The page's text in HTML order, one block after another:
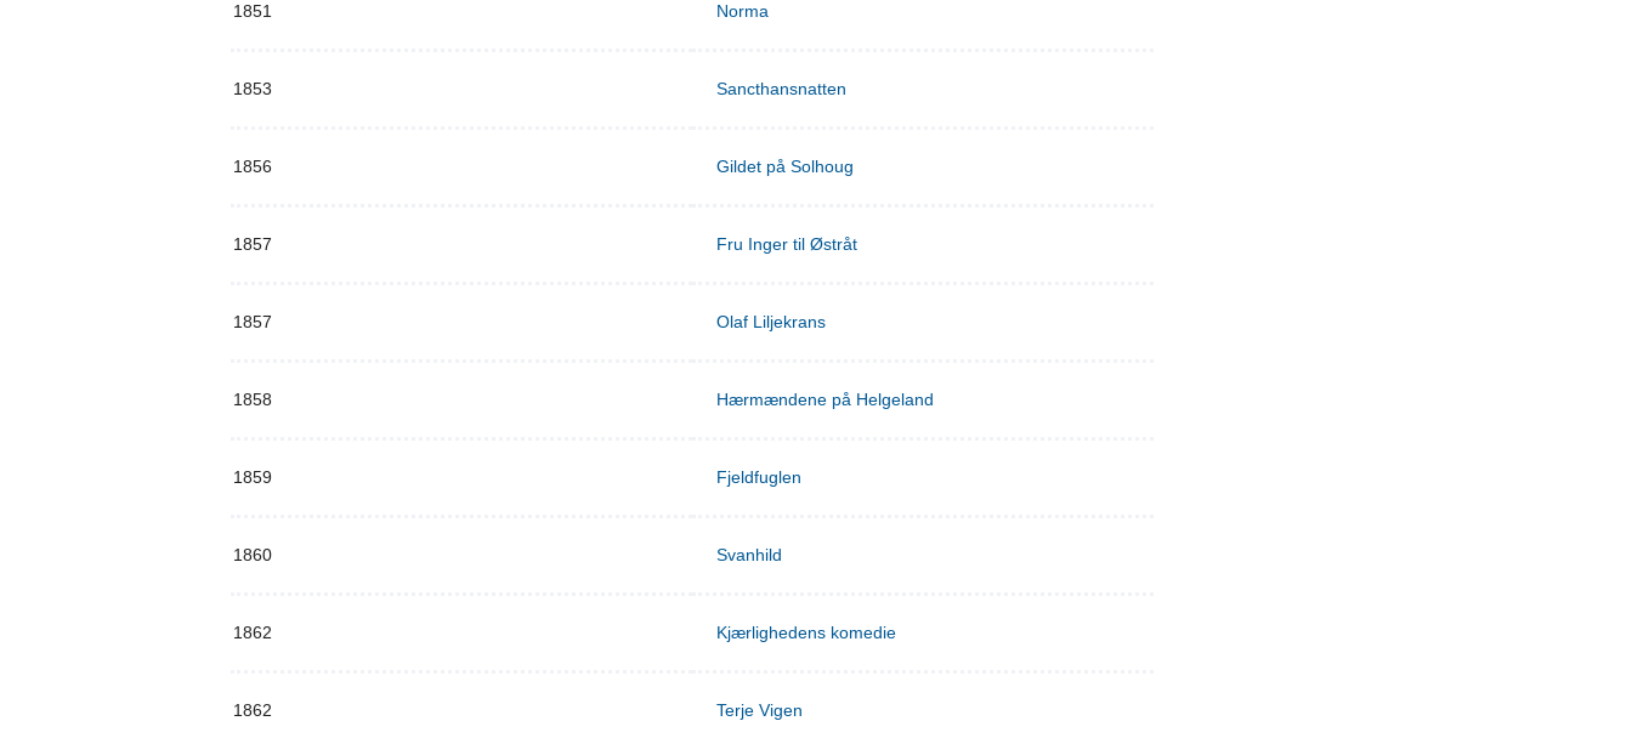
1851 Norma
1853 Sancthansnatten
1856 Gildet på Solhoug
1857 Fru Inger til Østråt
1857 Olaf Liljekrans
1858 Hærmændene på Helgeland
1859 Fjeldfuglen
1860 Svanhild
1862 Kjærlighedens komedie
1862 Terje Vigen